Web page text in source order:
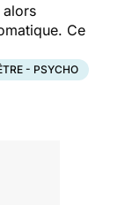
alors
Ce
- PSYCHO